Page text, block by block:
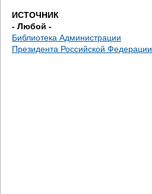
ИСТОЧНИК
- Любой -
Библиотека Администрации
Президента Российской Федерации